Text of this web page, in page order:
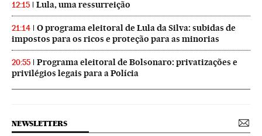
12:15 Lula, uma ressurreição
21:14
O programa eleitoral de Lula da Silva: subidas de
impostos para os ricos e proteção para as minorias
20:55
Programa eleitoral de Bolsonaro: privatizações e
privilégios legais para a Polícia
NEWSLETTERS